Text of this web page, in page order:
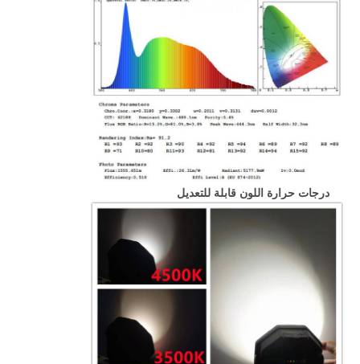
درجات حرارة اللون قابلة للتعديل